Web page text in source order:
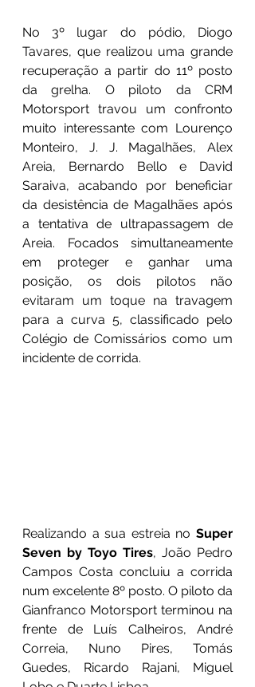
No 3º lugar do pódio, Diogo
Tavares, que realizou uma grande
recuperação a partir do 11º posto
da grelha. O piloto da CRM
Motorsport travou um confronto
muito interessante com Lourenço
Monteiro, J. J. Magalhães, Alex
Areia, Bernardo Bello e David
Saraiva, acabando por beneficiar
da desistência de Magalhães após
a tentativa de ultrapassagem de
Areia. Focados simultaneamente
em proteger e ganhar uma
posição, os dois pilotos não
evitaram um toque na travagem
para a curva 5, classificado pelo
Colégio de Comissários como um
incidente de corrida.
Realizando a sua estreia no Super
Seven by Toyo Tires, João Pedro
Campos Costa concluiu a corrida
num excelente 8º posto. O piloto da
Gianfranco Motorsport terminou na
frente de Luís Calheiros, André
Correia, Nuno Pires, Tomás
Guedes, Ricardo Rajani, Miguel